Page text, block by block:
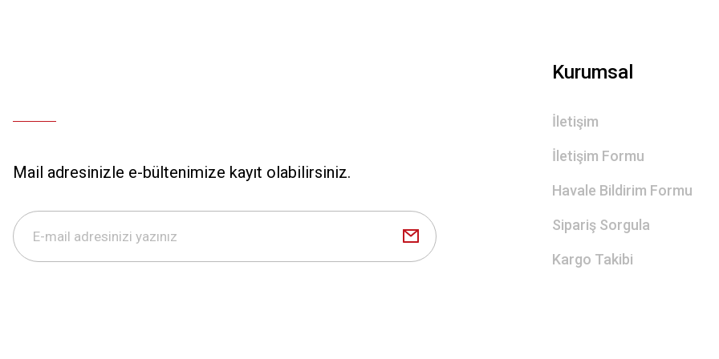
Mail adresinizle e-bültenimize kayıt olabilirsiniz.
Kurumsal
İletişim
İletişim Formu
Havale Bildirim Formu
Sipariş Sorgula
Kargo Takibi